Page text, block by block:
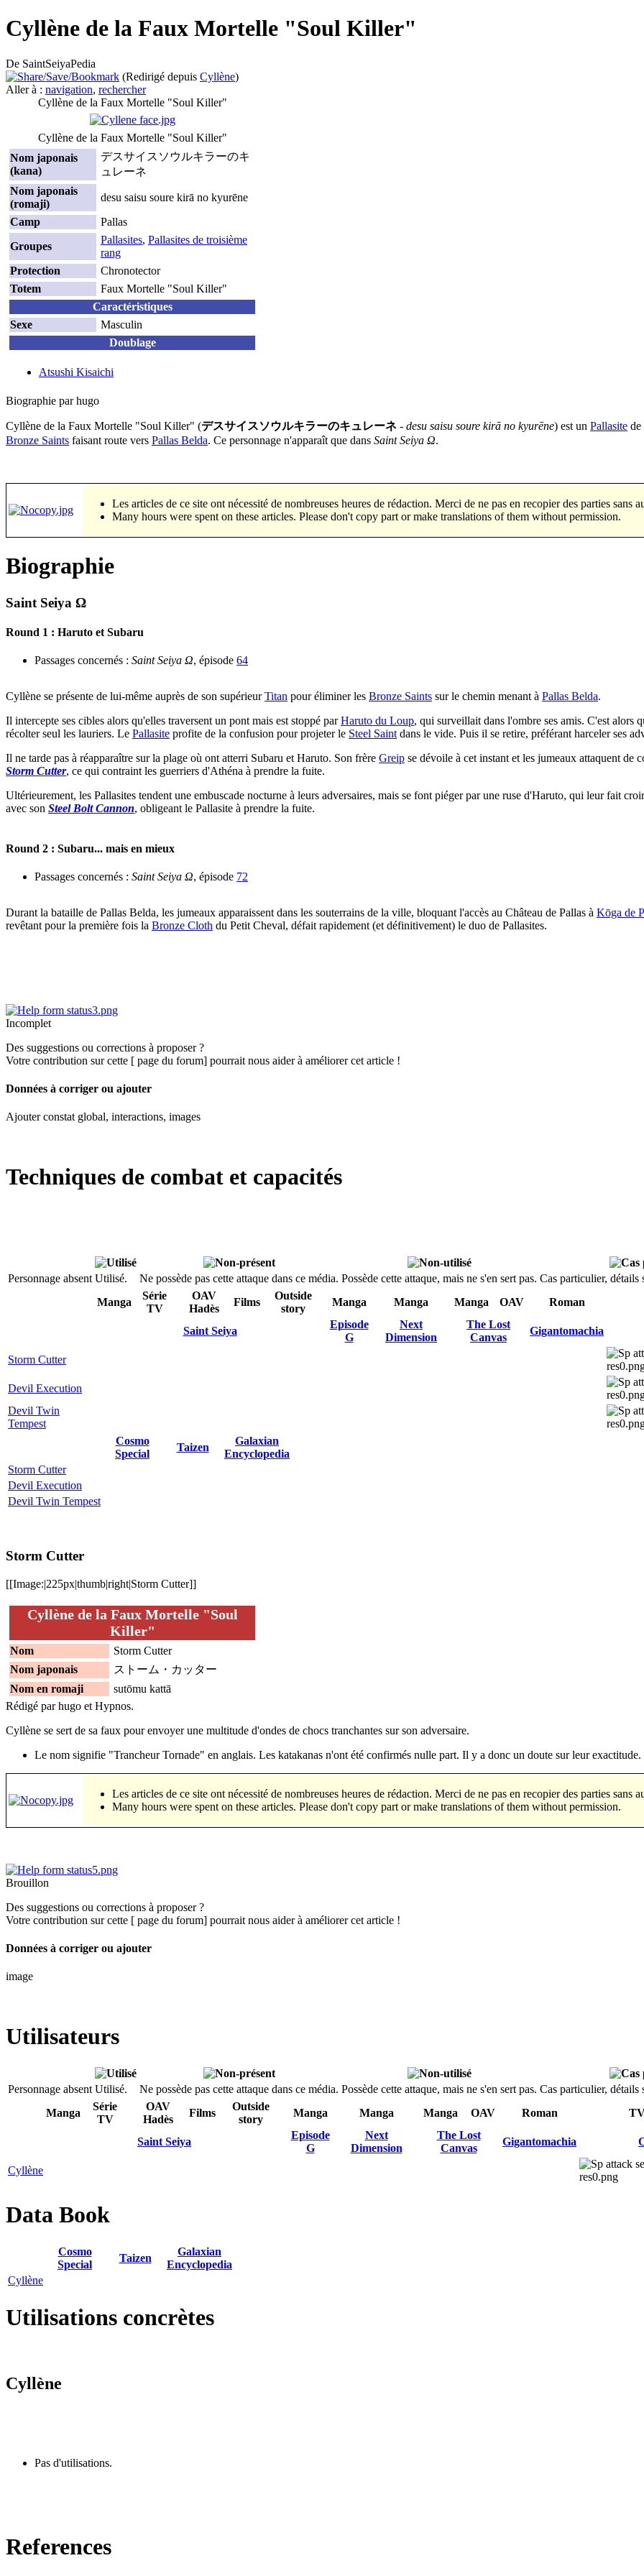
Cyllène de la Faux Mortelle "Soul Killer"
De SaintSeiyaPedia
(Redirigé depuis Cyllène)
Aller à : navigation, rechercher
Cyllène de la Faux Mortelle "Soul Killer"
Cyllène de la Faux Mortelle "Soul Killer"
Nom japonais
(kana)
デスサイスソウルキラーのキ
ュレーネ
Nom japonais
(romaji)
desu saisu soure kirā no kyurēne
Camp
Pallas
Groupes
Pallasites, Pallasites de troisième
rang
Protection
Chronotector
Totem
Faux Mortelle "Soul Killer"
Caractéristiques
Sexe
Masculin
Doublage
Atsushi Kisaichi
Biographie par hugo
Cyllène de la Faux Mortelle "Soul Killer" (デスサイスソウルキラーのキュレーネ - desu saisu soure kirā no kyurēne) est un Pallasite de
Bronze Saints faisant route vers Pallas Belda. Ce personnage n'apparaît que dans Saint Seiya Ω.
Les articles de ce site ont nécessité de nombreuses heures de rédaction. Merci de ne pas en
Many hours were spent on these articles. Please don't copy part or make translations of them without permission.
Biographie
Saint Seiya Ω
Round 1 : Haruto et Subaru
Passages concernés : Saint Seiya Ω, épisode 64
Cyllène se présente de lui-même auprès de son supérieurTitan pour éliminer les Bronze Saints sur le chemin menant à Pallas Belda.
Il intercepte ses cibles alors qu'elles traversent un pont mais est stoppé parHaruto du Loup, qui surveillait dans l'ombre ses amis. C'est alors
récolter seul les lauriers. Le Pallasite profite de la confusion pour projeter le Steel Saint dans le vide. Puis il se retire, préférant harceler ses
Il ne tarde pas à réapparaître sur la plage où ont atterri Subaru et Haruto. Son frère Greip se dévoile à cet instant et les jumeaux attaquent de
Storm Cutter, ce qui contraint les guerriers d'Athéna à prendre la fuite.
Ultérieurement, les Pallasites tendent une embuscade nocturne à leurs adversaires, mais se font piéger par une ruse d'Haruto, qui leur fait
avec son Steel Bolt Cannon, obligeant le Pallasite à prendre la fuite.
Round 2 : Subaru... mais en mieux
Passages concernés : Saint Seiya Ω, épisode 72
Durant la bataille de Pallas Belda, les jumeaux apparaissent dans les souterrains de la ville, bloquant l'accès au Château de Pallas à Kōga de
revêtant pour la première fois la Bronze Cloth du Petit Cheval, défait rapidement (et définitivement) le duo de Pallasites.
Incomplet
Des suggestions ou corrections à proposer ?
Votre contribution sur cette [ page du forum] pourrait nous aider à améliorer cet
Données à corriger ou ajouter
Ajouter constat global, interactions, images
Techniques de combat et capacités
Personnage absent Utilisé. Ne possède pas cette attaque dans ce média. Possède cette attaque, mais ne s'en sert pas. Cas particulier, détails
Manga
Série
TV
OAV
Hadès
Films
Outside
story
Manga Manga Manga OAV Roman
Saint Seiya
Episode
G
Next
Dimension
The Lost
Canvas
Gigantomachia
Storm Cutter
Devil Execution
Devil Twin
Tempest
Cosmo
Special
Taizen
Galaxian
Encyclopedia
Storm Cutter
Devil Execution
Devil Twin Tempest
Storm Cutter
[[Image:|225px|thumb|right|Storm Cutter]]
Cyllène de la Faux Mortelle "Soul
Killer"
Nom
Storm Cutter
Nom japonais
ストーム・カッター
Nom en romaji
sutōmu kattā
Rédigé par hugo et Hypnos.
Cyllène se sert de sa faux pour envoyer une multitude d'ondes de chocs tranchantes sur son adversaire.
Le nom signifie "Trancheur Tornade" en anglais. Les katakanas n'ont été confirmés nulle part. Il y a donc un doute sur leur exactitude.
Les articles de ce site ont nécessité de nombreuses heures de rédaction. Merci de ne pas en
Many hours were spent on these articles. Please don't copy part or make translations of them without permission.
Brouillon
Des suggestions ou corrections à proposer ?
Votre contribution sur cette [ page du forum] pourrait nous aider à améliorer cet
Données à corriger ou ajouter
image
Utilisateurs
Personnage absent Utilisé. Ne possède pas cette attaque dans ce média. Possède cette attaque, mais ne s'en sert pas. Cas particulier, détails
Manga
Série
TV
OAV
Hadès
Films
Outside
story
Manga Manga Manga OAV Roman
Saint Seiya
Episode
G
Next
Dimension
The Lost
Canvas
Gigantomachia
Cyllène
Data Book
Cosmo
Special
Taizen
Galaxian
Encyclopedia
Cyllène
Utilisations concrètes
Cyllène
Pas d'utilisations.
References